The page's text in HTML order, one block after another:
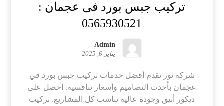
تركيب جبس بورد فى عجمان :
0565930521
Admin
يناير 6, 2025
شركة نور تقدم أفضل خدمات تركيب جبس بورد في
عجمان بأحدث التصاميم وأسعار تنافسية. احصل على
ديكور أنيق وجودة عالية تناسب كل المشاريع. تركيب